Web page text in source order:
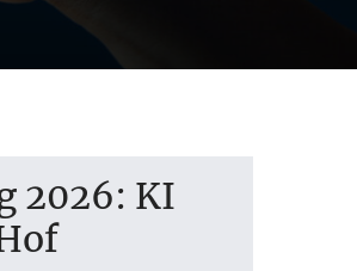
2026: KI